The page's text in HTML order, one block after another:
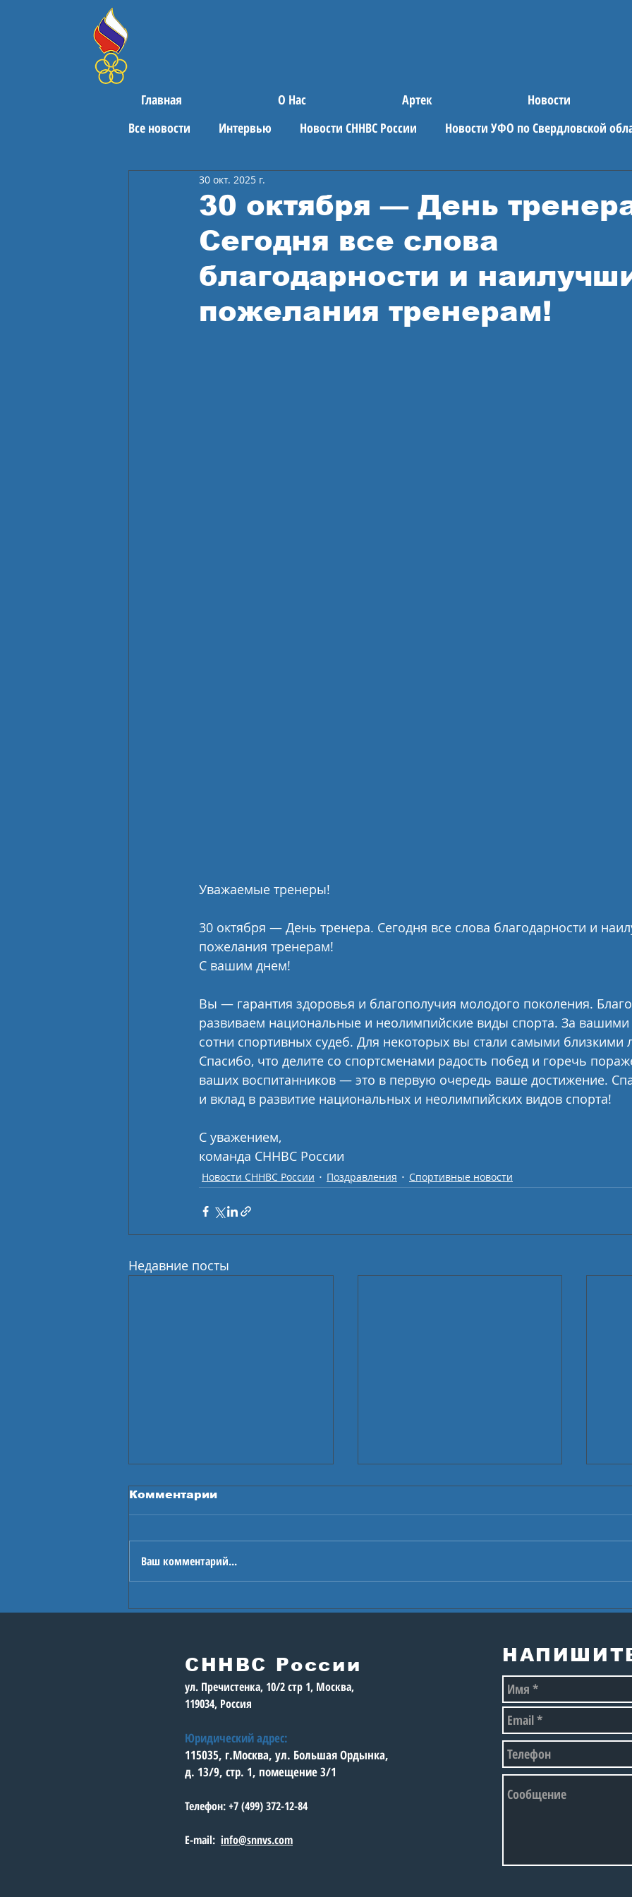
Главная О Нас Артек Новости
Все новости
Интервью Новости СННВС России Новости УФО по Свердловской
Поздравления Спортивные новости
30 октября — День
Сегодня все слова
благодарности и
пожелания тренерам!
30 окт. 2025 г.
Уважаемые тренеры!
30 октября — День тренера. Сегодня все слова благодарности и
пожелания тренерам!
С вашим днем!
Вы — гарантия здоровья и благополучия молодого поколения.
развиваем национальные и неолимпийские виды спорта. За
сотни спортивных судеб. Для некоторых вы стали самыми близкими
Спасибо, что делите со спортсменами радость побед и горечь
ваших воспитанников — это в первую очередь ваше достижение.
и вклад в развитие национальных и неолимпийских видов спорта!
С уважением,
команда СННВС России
Новости СННВС России Поздравления Спортивные новости
Недавние посты
Игры будущего
Международной
настольного тенниса
восстановить допуск
соревнованиям без
Комментарии
Ваш комментарий...
СННВС России
ул. Пречистенка, 10/2 стр 1, Москва,
119034, Россия
Юридический адрес:
115035, г.Москва, ул. Большая Ордынка,
д. 13/9, стр. 1, помещение 3/1
Телефон: +7 (499) 372-12-84
E-mail: info@snnvs.com